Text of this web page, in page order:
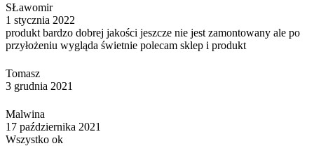
SŁawomir
1 stycznia 2022
produkt bardzo dobrej jakości jeszcze nie jest zamontowany ale po
przyłożeniu wygląda świetnie polecam sklep i produkt
Tomasz
3 grudnia 2021
Malwina
17 października 2021
Wszystko ok